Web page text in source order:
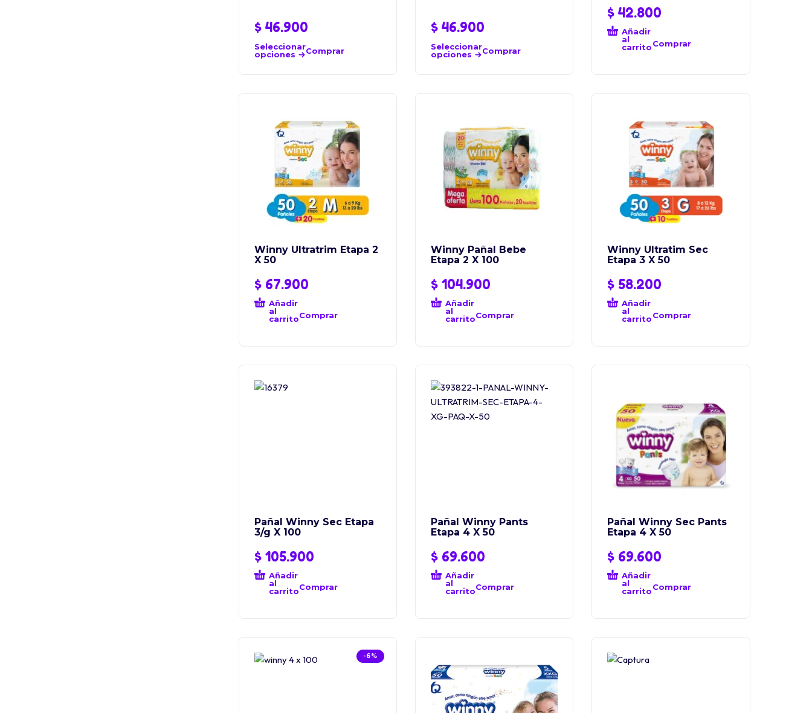
$46.900
Seleccionar
opciones
Comprar
$46.900
Seleccionar
opciones
Comprar
$ 42.800
Añadir
al
carritoComprar
Winny Ultratrim Etapa 2
X 50
$67.900
Añadir
al
carritoComprar
Winny Pañal Bebe
Etapa 2 X 100
$104.900
Añadir
al
carritoComprar
Winny Ultratim Sec
Etapa 3 X 50
$ 58.200
Añadir
al
carritoComprar
Pañal Winny Sec Etapa
3/g X 100
$105.900
Añadir
al
carritoComprar
Pañal Winny Pants
Etapa 4 X 50
$69.600
Añadir
al
carritoComprar
Pañal Winny Sec Pants
Etapa 4 X 50
$ 69.600
Añadir
al
carritoComprar
-6%